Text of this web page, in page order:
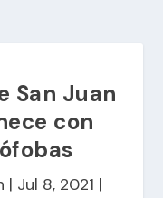
San Juan
con
| Jul 8, 2021 |